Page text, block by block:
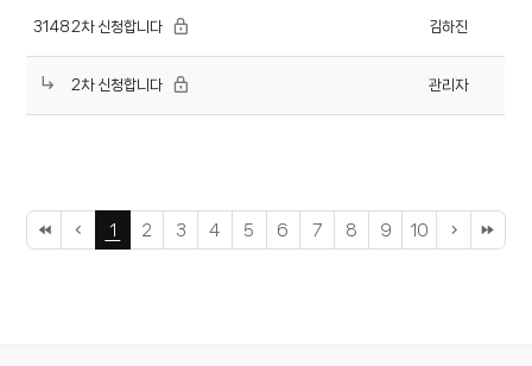
31482차 신청합니다 김하진
2차 신청합니다 관리자
1 2 3 4 5 6 7 8 9 10